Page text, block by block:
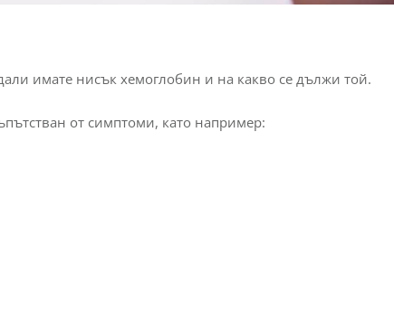
имате нисък хемоглобин и на какво се дължи той.
от симптоми, като например: